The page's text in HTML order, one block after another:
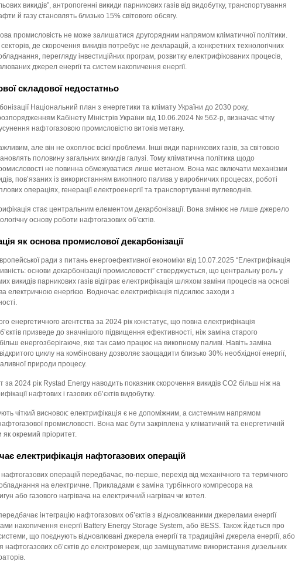
викидів”, антропогенні викиди парникових газів від видобутку, транспортування
й газу становлять близько 15% світового обсягу.
промисловість не може залишатися другорядним напрямом кліматичної політики.
де скорочення викидів потребує не декларацій, а конкретних технологічних
перегляду інвестиційних програм, розвитку електрифікованих процесів,
джерел енергії та систем накопичення енергії.
складової недостатньо
Національний план з енергетики та клімату України до 2030 року,
Кабінету Міністрів України від 10.06.2024 № 562-р, визначає чітку
нафтогазовою промисловістю витоків метану.
але він не охоплює всієї проблеми. Інші види парникових газів, за світовою
половину загальних викидів галузі. Тому кліматична політика щодо
не повинна обмежуватися лише метаном. Вона має включати механізми
пов’язаних із використанням викопного палива у виробничих процесах, роботі
операціях, генерації електроенергії та транспортуванні вуглеводнів.
стає центральним елементом декарбонізації. Вона змінює не лише джерело
основу роботи нафтогазових об’єктів.
як основа промислової декарбонізації
ради з питань енергоефективної економіки від 10.07.2025 “Електрифікація
основи декарбонізації промисловості” стверджується, що центральну роль у
викидів парникових газів відіграє електрифікація шляхом заміни процесів на основі
електричною енергією. Водночас електрифікація підсилює заходи з
енергетичного агентства за 2024 рік констатує, що повна електрифікація
призведе до значнішого підвищення ефективності, ніж заміна старого
енергозберігаюче, яке так само працює на викопному паливі. Навіть заміна
циклу на комбіновану дозволяє заощадити близько 30% необхідної енергії,
природи процесу.
за 2024 рік Rystad Energy наводить показник скорочення викидів CO2 більш ніж на
нафтових і газових об’єктів видобутку.
чіткий висновок: електрифікація є не допоміжним, а системним напрямом
промисловості. Вона має бути закріплена у кліматичній та енергетичній
як окремий пріоритет.
електрифікація нафтогазових операцій
нафтогазових операцій передбачає, по-перше, перехід від механічного та термічного
обладнання на електричне. Прикладами є заміна турбінного компресора на
або газового нагрівача на електричний нагрівач чи котел.
інтеграцію нафтогазових об’єктів з відновлюваними джерелами енергії
накопичення енергії Battery Energy Storage System, або BESS. Також йдеться про
що поєднують відновлювані джерела енергії та традиційні джерела енергії, або
нафтогазових об’єктів до електромереж, що заміщуватиме використання дизельних